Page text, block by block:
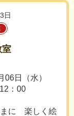
日
室
06日（水）
：00
まに 楽しく絵